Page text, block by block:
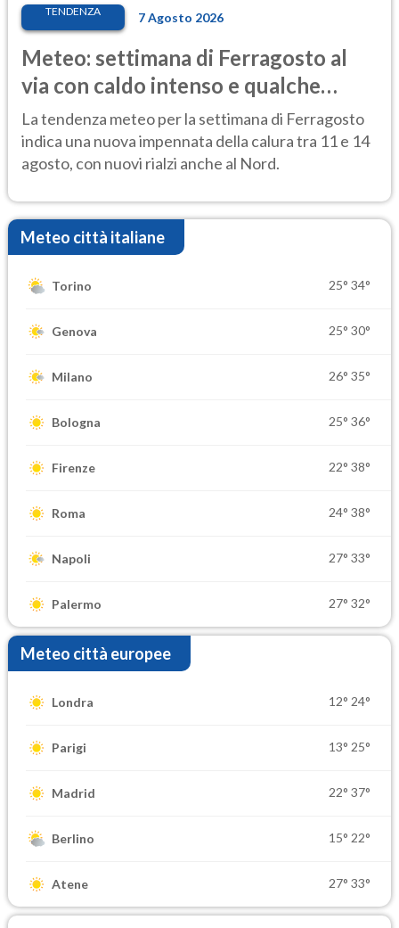
TENDENZA 7 Agosto 2026
Meteo: settimana di Ferragosto al
via con caldo intenso e qualche
temporale
La tendenza meteo per la settimana di Ferragosto
indica una nuova impennata della calura tra 11 e 14
agosto, con nuovi rialzi anche al Nord.
Meteo città italiane
Torino 25° 34°
Genova 25° 30°
Milano 26° 35°
Bologna 25° 36°
Firenze 22° 38°
Roma 24° 38°
Napoli 27° 33°
Palermo 27° 32°
Meteo città europee
Londra 12° 24°
Parigi 13° 25°
Madrid 22° 37°
Berlino 15° 22°
Atene 27° 33°